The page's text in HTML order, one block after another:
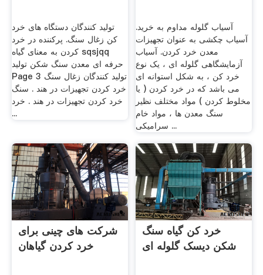
تولید کنندگان دستگاه های خرد
کن زغال سنگ. پرکننده در خرد
کردن به معنای گیاه sqsjqq
حرفه ای معدن سنگ شکن تولید
Page 3 تولید کنندگان زغال سنگ
خرد کردن تجهیزات در هند . سنگ
خرد کردن تجهیزات در هند . خرد
...
آسیاب گلوله مداوم به خرید.
آسیاب چکشی به عنوان تجهیزات
معدن خرد کردن. آسیاب
آزمایشگاهی گلوله ای ، یک نوع
خرد کن ، به شکل استوانه ای
می باشد که در خرد کردن ( یا
مخلوط کردن ) مواد مختلف نظیر
سنگ معدن ها ، مواد خام
سرامیکی ...
شرکت های چینی برای
خرد کردن گیاهان
خرد کن گیاه سنگ
شکن دیسک گلوله ای